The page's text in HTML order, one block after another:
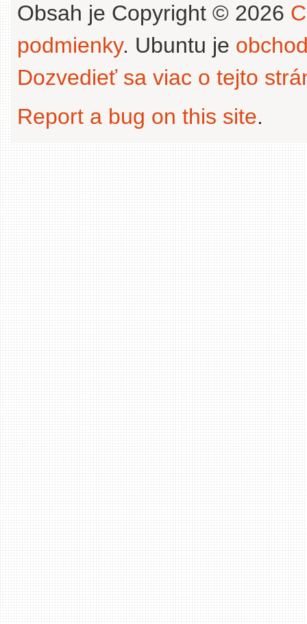
Obsah je Copyright © 2026
podmienky. Ubuntu je
Dozvedieť sa viac o tejto
Report a bug on this site.